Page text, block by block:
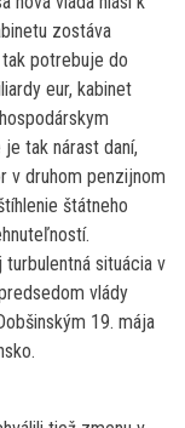
zostáva
potrebuje do
eur, kabinet
tak nárast daní,
v druhom penzijnom
štátneho
turbulentná situácia v
vlády
19. mája